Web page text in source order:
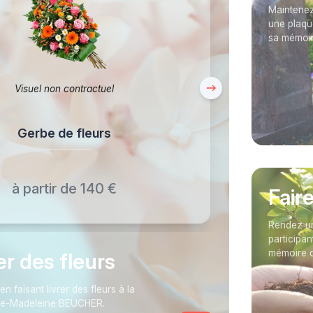
Visuel non contractuel
Gerbe de fleurs
à partir de 140 €
des fleurs
faisant livrer des fleurs à la
Madeleine BEUCHER.
une
sa
Rendez
mémoire